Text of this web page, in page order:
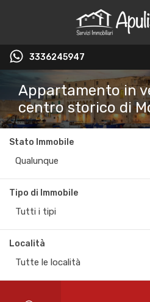
3336245947
Appartamento in
centro storico di
Stato Immobile
Qualunque
Tipo di Immobile
Tutti i tipi
Località
Tutte le località